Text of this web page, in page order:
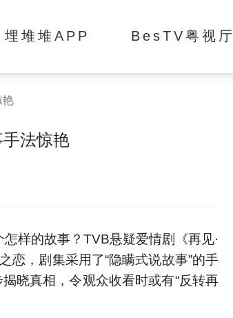
埋堆堆APP BesTV粤视厅
艳
法惊艳
样的故事？TVB悬疑爱情剧《再见·
恋，剧集采用了“隐瞒式说故事”的手
晓真相，令观众收看时或有“反转再